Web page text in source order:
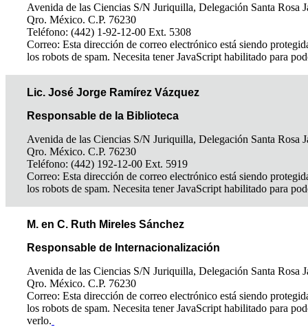
Avenida de las Ciencias S/N Juriquilla, Delegación Santa Rosa
Qro. México. C.P. 76230
Teléfono: (442) 1-92-12-00 Ext. 5308
Correo: Esta dirección de correo electrónico está siendo
los robots de spam. Necesita tener JavaScript habilitado para
Lic. José Jorge Ramírez Vázquez
Responsable de la Biblioteca
Avenida de las Ciencias S/N Juriquilla, Delegación Santa Rosa
Qro. México. C.P. 76230
Teléfono: (442) 192-12-00 Ext. 5919
Correo: Esta dirección de correo electrónico está siendo
los robots de spam. Necesita tener JavaScript habilitado para
M. en C. Ruth Mireles Sánchez
Responsable de Internacionalización
Avenida de las Ciencias S/N Juriquilla, Delegación Santa Rosa
Qro. México. C.P. 76230
Correo: Esta dirección de correo electrónico está siendo
los robots de spam. Necesita tener JavaScript habilitado para
verlo.